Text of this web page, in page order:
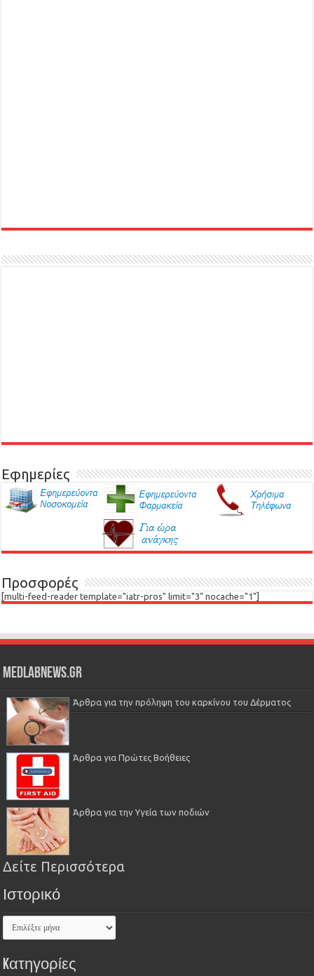
Εφημερίες
Προσφορές
[multi-feed-reader template="iatr-pros" limit="3" nocache="1"]
Medlabnews.gr
Άρθρα για την πρόληψη του καρκίνου του Δέρματος
Άρθρα για Πρώτες Βοήθειες
Άρθρα για την Υγεία των ποδιών
Δείτε Περισσότερα
Ιστορικό
Kατηγορίες